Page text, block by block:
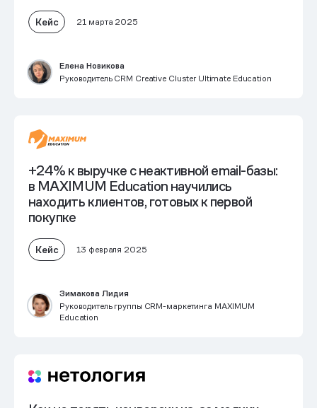
Кейс 21 марта 2025
Елена Новикова
Руководитель CRM Creative Cluster Ultimate Education
+24% к выручке с неактивной email-базы:
в MAXIMUM Education научились
находить клиентов, готовых к первой
покупке
Кейс 13 февраля 2025
Зимакова Лидия
Руководитель группы CRM-маркетинга MAXIMUM
Education